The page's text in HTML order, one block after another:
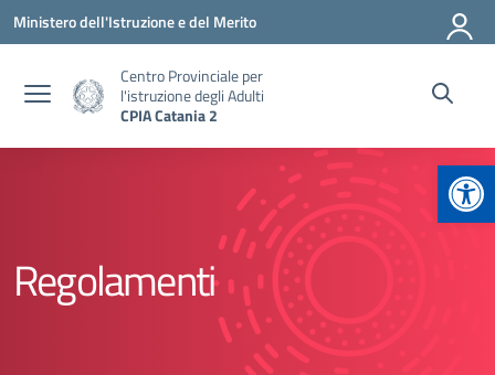
Vai ai contenuti
Vai al menu di navigazione
Vai al footer
Ministero dell'Istruzione e del Merito
Centro Provinciale per
l'istruzione degli Adulti
CPIA Catania 2
Regolamenti